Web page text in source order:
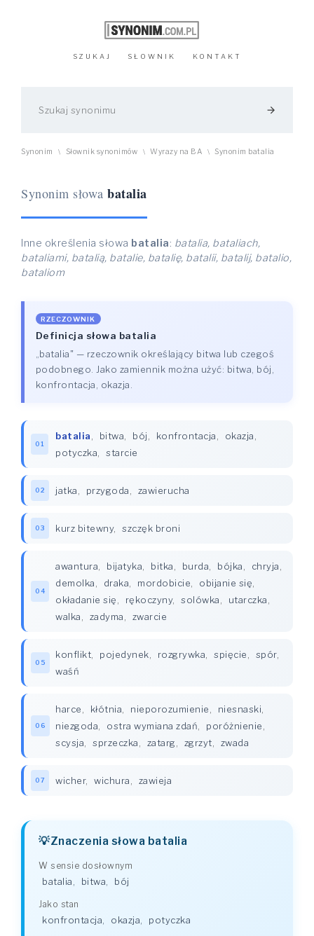
SZUKAJ SŁOWNIK KONTAKT
arrow_forward
Synonim \ Słownik synonimów \ Wyrazy na BA \ Synonim batalia
Synonim słowa batalia
Inne określenia słowa batalia: batalia, bataliach,
bataliami, batalią, batalie, batalię, batalii, batalij, batalio,
bataliom
RZECZOWNIK
Definicja słowa batalia
„batalia" — rzeczownik określający bitwa lub czegoś
podobnego. Jako zamiennik można użyć: bitwa, bój,
konfrontacja, okazja.
01
batalia, bitwa, bój, konfrontacja, okazja,
potyczka, starcie
02 jatka, przygoda, zawierucha
03 kurz bitewny, szczęk broni
04
awantura, bijatyka, bitka, burda, bójka, chryja,
demolka, draka, mordobicie, obijanie się,
okładanie się, rękoczyny, solówka, utarczka,
walka, zadyma, zwarcie
05
konflikt, pojedynek, rozgrywka, spięcie, spór,
waśń
06
harce, kłótnia, nieporozumienie, niesnaski,
niezgoda, ostra wymiana zdań, poróżnienie,
scysja, sprzeczka, zatarg, zgrzyt, zwada
07 wicher, wichura, zawieja
Znaczenia słowa batalia
W sensie dosłownym
batalia bitwa bój
Jako stan
konfrontacja okazja potyczka